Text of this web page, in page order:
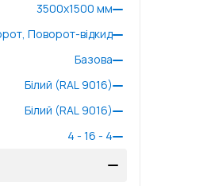
3500x1500 мм
Поворот-відкид
Базова
Білий (RAL 9016)
Білий (RAL 9016)
4 - 16 - 4